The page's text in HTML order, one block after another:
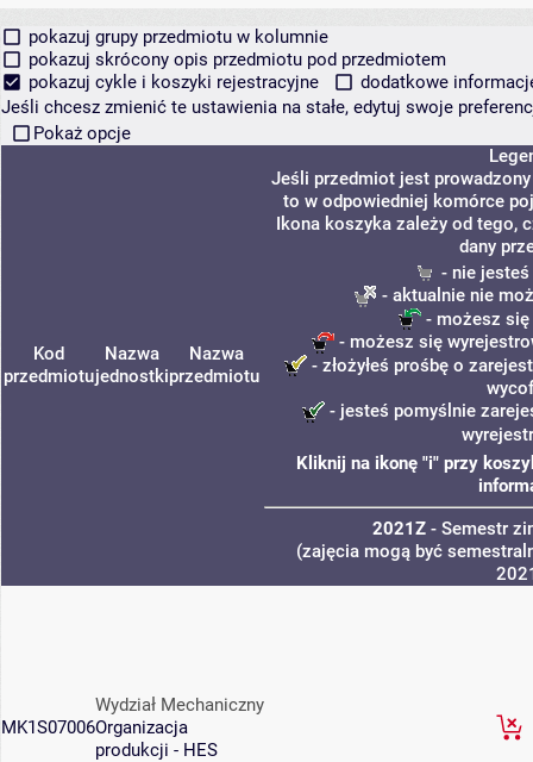
pokazuj grupy przedmiotu w kolumnie
pokazuj skrócony opis przedmiotu pod przedmiotem
pokazuj cykle i koszyki rejestracyjne
dodatkowe
Jeśli chcesz zmienić te ustawienia na stałe, edytuj swoje
Pokaż opcje
Kod
przedmiotu
Nazwa
jednostki
Nazwa
przedmiotu
Jeśli przedmiot jest
to w odpowiedniej komórce
Ikona koszyka zależy od tego,
dany
- nie
- aktualnie nie
- możesz się
- możesz się
- złożyłeś prośbę o
- jesteś pomyślnie
Kliknij na ikonę "i" przy
2021Z - Semestr
(zajęcia mogą być
MK1S07006
Wydział Mechaniczny
Organizacja
produkcji - HES